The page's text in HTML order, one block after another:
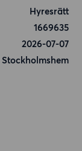
Hyresrätt
1669635
2026-07-07
Stockholmshem